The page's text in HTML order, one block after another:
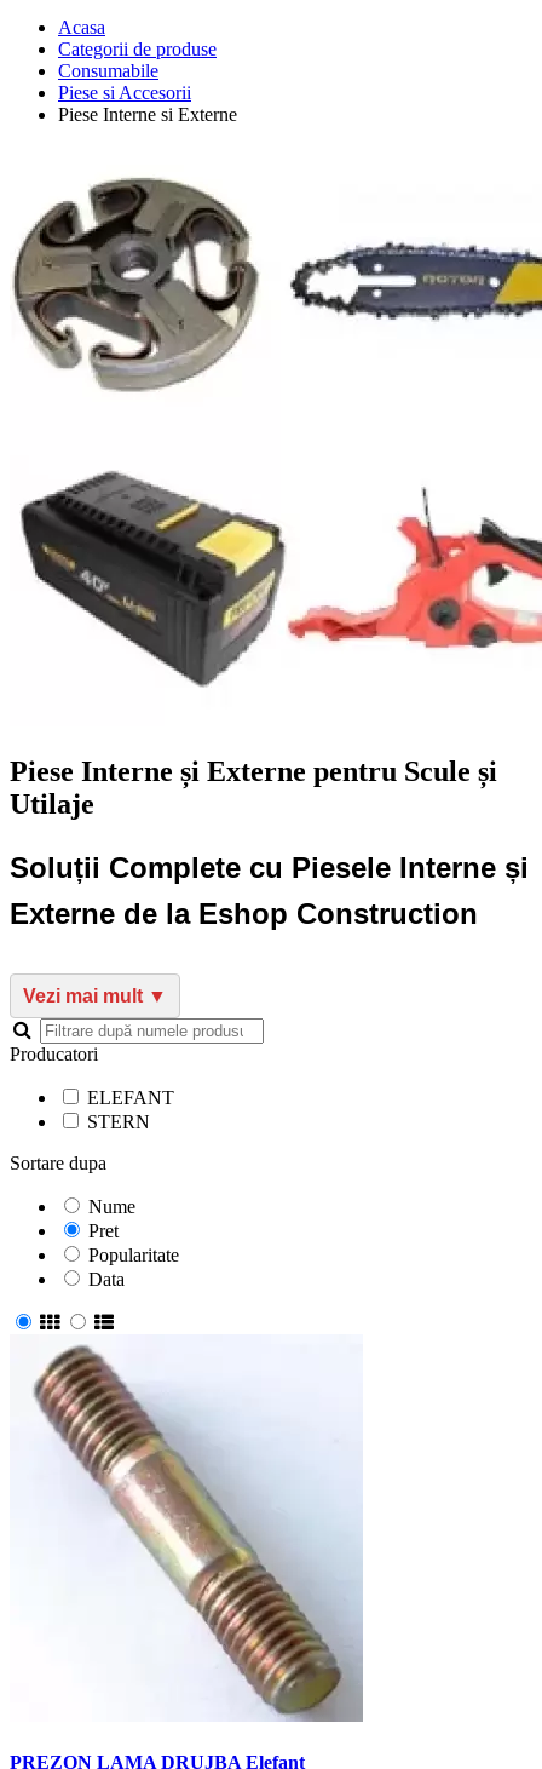
Acasa
Categorii de produse
Consumabile
Piese si Accesorii
Piese Interne si Externe
Piese Interne și Externe pentru Scule și
Utilaje
Soluții Complete cu Piesele Interne și
Externe de la Eshop Construction
Producatori
ELEFANT
STERN
Sortare dupa
Nume
Pret
Popularitate
Data
PREZON LAMA DRUJBA Elefant